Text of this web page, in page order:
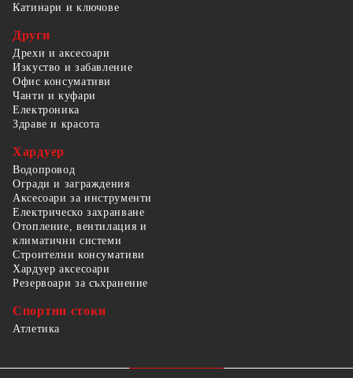
Катинари и ключове
Други
Дрехи и аксесоари
Изкуство и забавление
Офис консумативи
Чанти и куфари
Електроника
Здраве и красота
Хардуер
Водопровод
Огради и заграждения
Аксесоари за инструменти
Електрическо захранване
Отопление, вентилация и
климатични системи
Строителни консумативи
Хардуер аксесоари
Резервоари за съхранение
Спортни стоки
Атлетика